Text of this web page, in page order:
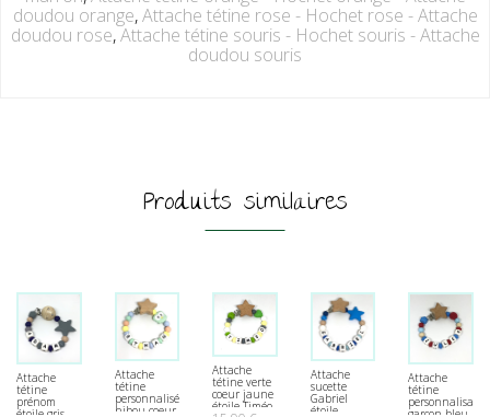
doudou orange,Attache tétine rose - Hochet rose - Attache
doudou rose,Attache tétine souris - Hochet souris - Attache
doudou souris
Produits similaires
Attache
tétine
prénom
étoile gris
Attache
tétine
personnalisée
hibou coeur
Attache
tétine verte
coeur jaune
étoile Timéo
Attache
sucette
Gabriel
étoile
Attache
tétine
personnalisable
garçon bleu